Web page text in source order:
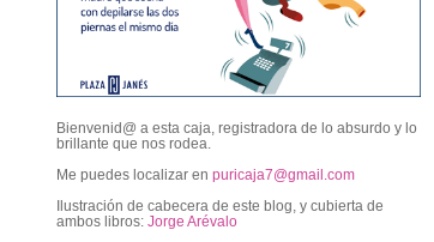
Bienvenid@ a esta caja, registradora de lo absurdo y lo
brillante que nos rodea.
Me puedes localizar en puricaja7@gmail.com
Ilustración de cabecera de este blog, y cubierta de
ambos libros: Jorge Arévalo